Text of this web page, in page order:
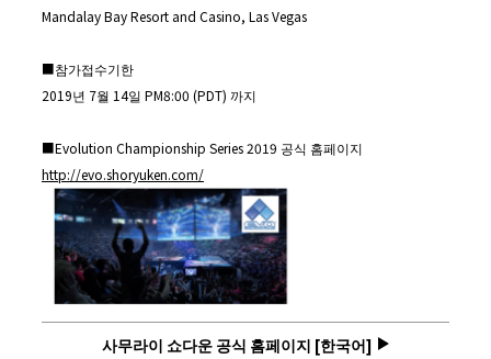
Mandalay Bay Resort and Casino, Las Vegas
■참가접수기한
2019년 7월 14일 PM8:00 (PDT) 까지
■Evolution Championship Series 2019 공식 홈페이지
http://evo.shoryuken.com/
사무라이 쇼다운 공식 홈페이지 [한국어]